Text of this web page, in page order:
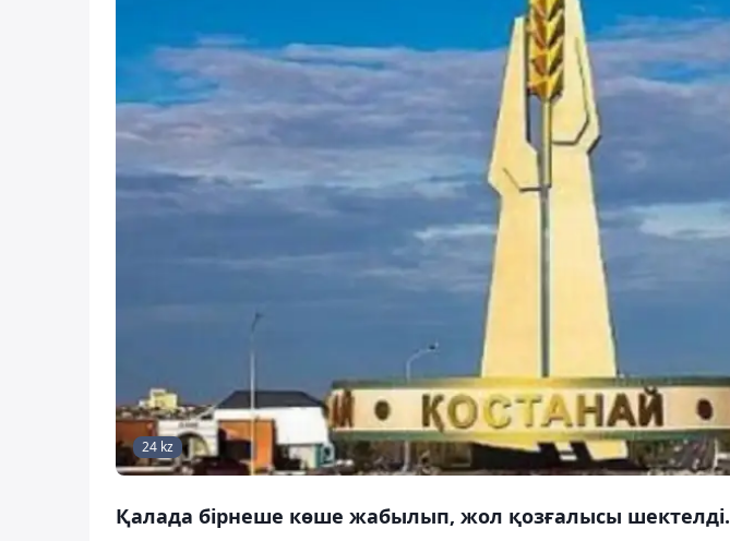
24 kz
Қалада бірнеше көше жабылып, жол қозғалысы шектелді.